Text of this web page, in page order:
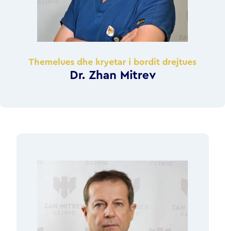
Themelues dhe kryetar i bordit drejtues
Dr. Zhan Mitrev